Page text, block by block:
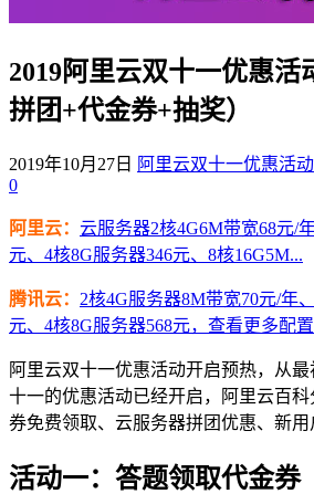
2019阿里云双十一优惠活
拼团+代金券+抽奖）
2019年10月27日 阿里云双十一优惠活动
0
阿里云： 云服务器2核4G6M带宽68元/
元、4核8G服务器346元、8核16G5M...
腾讯云： 2核4G服务器8M带宽70元/年
元、4核8G服务器568元，查看更多配
阿里云双十一优惠活动开启预热，从
十一的优惠活动已经开启，阿里云百
券免费领取、云服务器拼团优惠、新用
活动一：答题领取代金券